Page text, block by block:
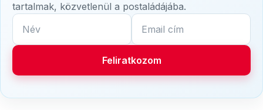
tartalmak, közvetlenül a postaládájába.
Név
Email cím
Feliratkozom